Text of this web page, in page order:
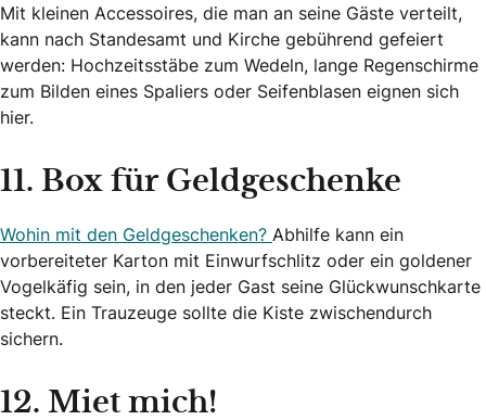
Mit kleinen Accessoires, die man an seine Gäste verteilt,
kann nach Standesamt und Kirche gebührend gefeiert
werden: Hochzeitsstäbe zum Wedeln, lange Regenschirme
zum Bilden eines Spaliers oder Seifenblasen eignen sich
hier.
11. Box für Geldgeschenke
Wohin mit den Geldgeschenken? Abhilfe kann ein
vorbereiteter Karton mit Einwurfschlitz oder ein goldener
Vogelkäfig sein, in den jeder Gast seine Glückwunschkarte
steckt. Ein Trauzeuge sollte die Kiste zwischendurch
sichern.
12. Miet mich!